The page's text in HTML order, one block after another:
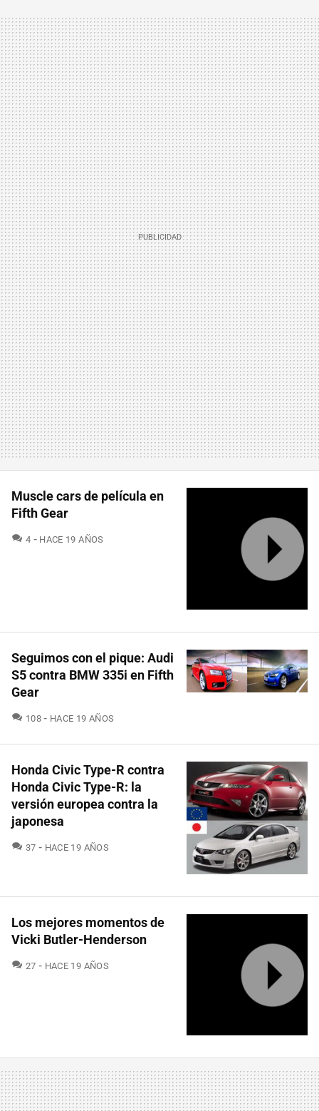
Muscle cars de película en
Fifth Gear
4 COMENTARIOS
HACE 19 AÑOS
Seguimos con el pique: Audi
S5 contra BMW 335i en Fifth
Gear
108COMENTARIOS
HACE 19 AÑOS
Honda Civic Type-R contra
Honda Civic Type-R: la
versión europea contra la
japonesa
37 COMENTARIOS
HACE 19 AÑOS
Los mejores momentos de
Vicki Butler-Henderson
27 COMENTARIOS
HACE 19 AÑOS